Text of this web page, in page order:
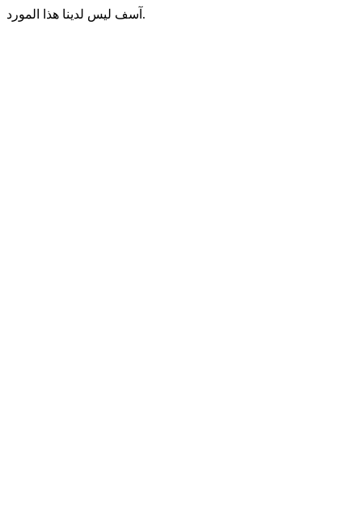
آسف ليس لدينا هذا المورد.